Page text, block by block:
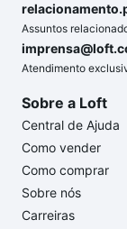
Assuntos
Atendimento
Sobre a Loft
Central de Ajuda
Como vender
Como comprar
Sobre nós
Carreiras